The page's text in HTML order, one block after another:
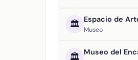
🏛️ Espacio de
Museo
🏛️ Museo del